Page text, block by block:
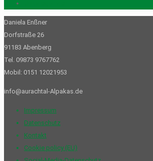
Daniela Enßner
Dorfstraße 26
91183 Abenberg
Tel. 09873 9767762
Mobil: 0151 12021953
info@aurachtal-Alpakas.de
Impressum
Datenschutz
Kontakt
Cookie policy (EU)